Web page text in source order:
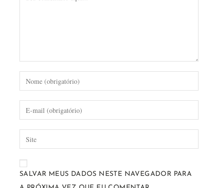
SALVAR MEUS DADOS NESTE NAVEGADOR PARA